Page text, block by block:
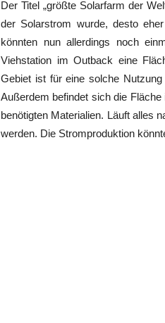
Der Titel „größte Solarfarm der
der Solarstrom wurde, desto
könnten nun allerdings noch
Viehstation im Outback eine
Gebiet ist für eine solche
Außerdem befindet sich die
benötigten Materialien. Läuft alles
werden. Die Stromproduktion